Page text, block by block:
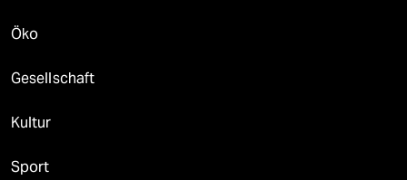
Öko
Gesellschaft
Kultur
Sport